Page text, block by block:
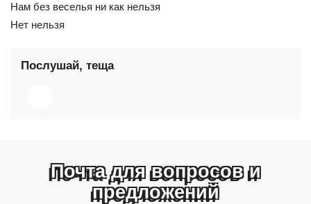
Нам без веселья ни как нельзя
Нет нельзя
Послушай, теща
Почта для вопросов и
предложений